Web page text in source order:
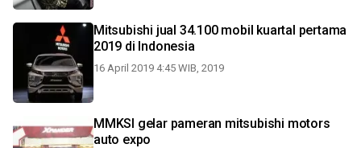
Mitsubishi jual 34.100 mobil kuartal pertama
2019 di Indonesia
16 April 2019 4:45 WIB, 2019
MMKSI gelar pameran mitsubishi motors
auto expo